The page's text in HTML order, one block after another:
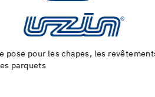
Machines et outils pour la
des revêtements de sol